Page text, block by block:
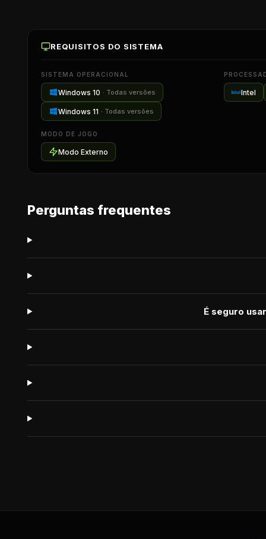
REQUISITOS DO SISTEMA
SISTEMA OPERACIONAL
Windows 10 · Todas versões
Windows 11 · Todas versões
Intel
MODO DE JOGO
Modo Externo
Perguntas frequentes
É seguro